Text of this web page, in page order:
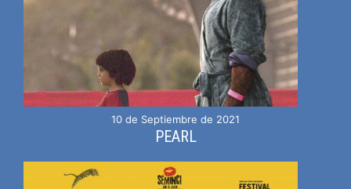
10 de Septiembre de 2021
PEARL